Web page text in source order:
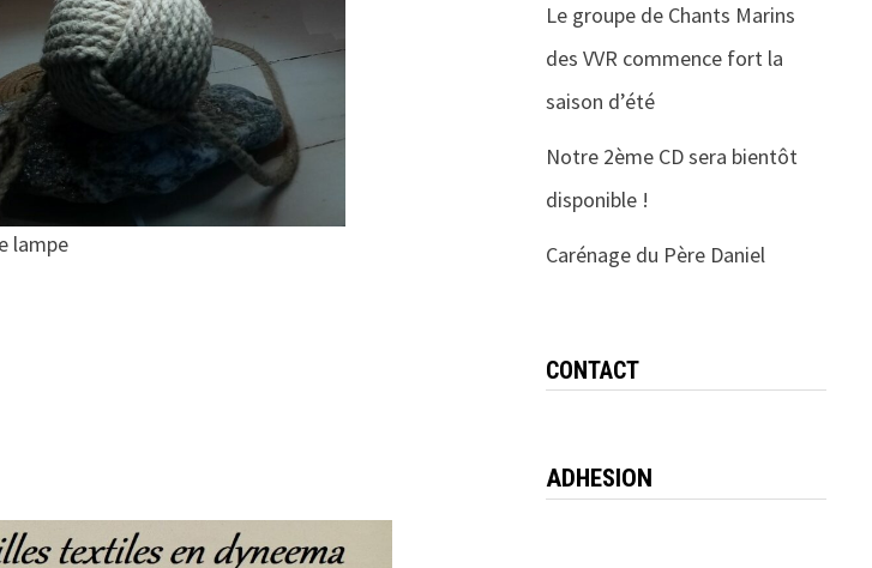
lampe
Le groupe de Chants Marins
des VVR commence fort la
saison d’été
Notre 2ème CD sera bientôt
disponible !
Carénage du Père Daniel
CONTACT
ADHESION